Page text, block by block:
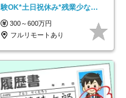
験OK*土日祝休み*残業少なめ*
在宅勤務手当あり
300～600万円
フルリモートあり